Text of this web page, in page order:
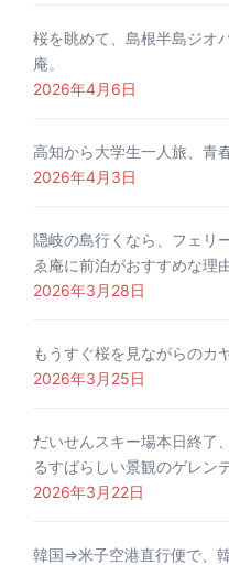
桜を眺めて、島根半島ジオ
庵。
2026年4月6日
高知から大学生一人旅、青
2026年4月3日
隠岐の島行くなら、フェリ
ゑ庵に前泊がおすすめな理由
2026年3月28日
もうすぐ桜を見ながらのカ
2026年3月25日
だいせんスキー場本日終了
るすばらしい景観のゲレン
2026年3月22日
韓国⇒米子空港直行便で、